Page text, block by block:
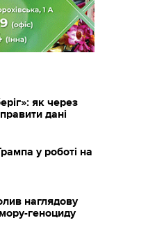
як через
дані
у роботі на
наглядову
геноциду